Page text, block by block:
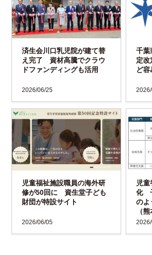
2026/06/25
済生会川口乳児院が建て替
え完了 資材高騰でクラウ
ドファンディングも活用
千葉
定
ど容
2026/06/05
児童福祉施設職員の海外研
修が50回に 資生堂子ども
財団が特設サイト
児
化
の
（熊